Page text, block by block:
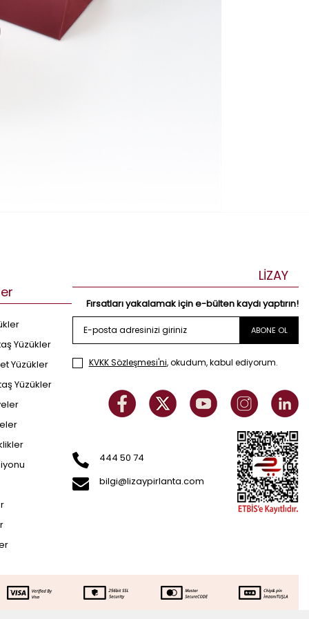
Sepette Ek İndirim
Yüzükler
Yüzükler
Yüzükler
LİZAY
Fırsatları yakalamak için e-bülten kaydı yaptırın!
ABONE OL
KVKK Sözleşmesi'ni, okudum, kabul ediyorum.
444 50 74
bilgi@lizaypirlanta.com